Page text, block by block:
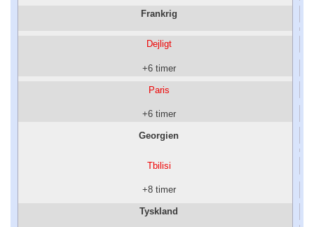
Frankrig
Dejligt
+6 timer
Paris
+6 timer
Georgien
Tbilisi
+8 timer
Tyskland